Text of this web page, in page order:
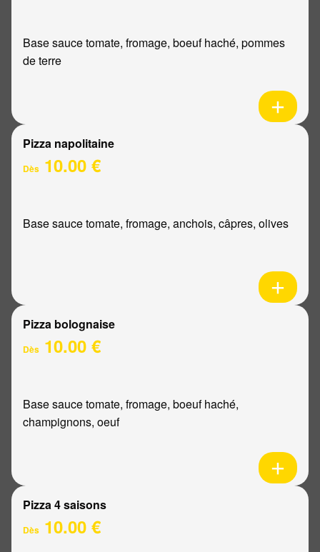
Base sauce tomate, fromage, boeuf haché, pommes
de terre
Pizza napolitaine
Dès 10.00 €
Base sauce tomate, fromage, anchois, câpres, olives
Pizza bolognaise
Dès 10.00 €
Base sauce tomate, fromage, boeuf haché,
champignons, oeuf
Pizza 4 saisons
Dès 10.00 €